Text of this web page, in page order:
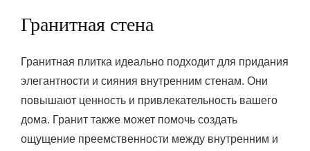
Гранитная стена
Гранитная плитка идеально подходит для придания
элегантности и сияния внутренним стенам. Они
повышают ценность и привлекательность вашего
дома. Гранит также может помочь создать
ощущение преемственности между внутренним и